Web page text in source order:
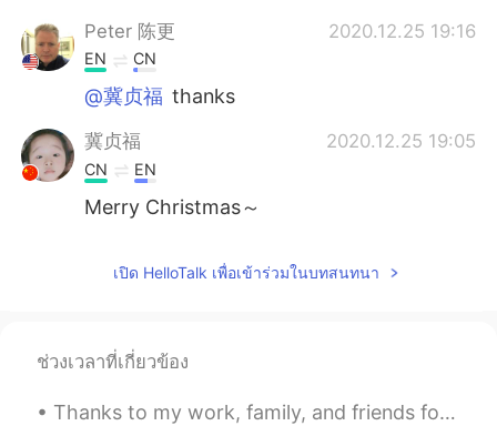
Peter 陈更
2020.12.25 19:16
EN CN
@冀贞福 thanks
冀贞福 2020.12.25 19:05
CN EN
Merry Christmas～
เปิด HelloTalk เพื่อเข้าร่วมในบทสนทนา
ช่วงเวลาที่เกี่ยวข้อง
Thanks to my work, family, and friends for making my weekend memorable. I will never drink again!...